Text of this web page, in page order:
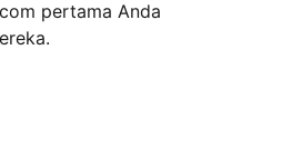
pertama Anda